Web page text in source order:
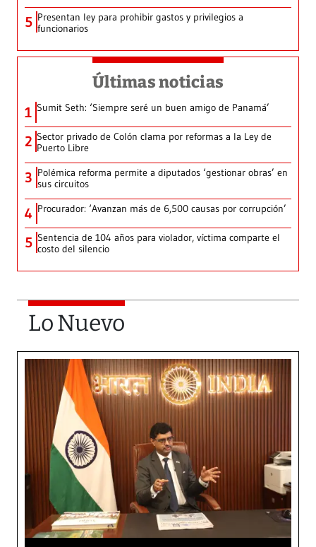
5 Presentan ley para prohibir gastos y privilegios a
funcionarios
Últimas noticias
1 Sumit Seth: ‘Siempre seré un buen amigo de Panamá’
2 Sector privado de Colón clama por reformas a la Ley de
Puerto Libre
3 Polémica reforma permite a diputados ‘gestionar obras’ en
sus circuitos
4 Procurador: ‘Avanzan más de 6,500 causas por corrupción’
5 Sentencia de 104 años para violador, víctima comparte el
costo del silencio
Lo Nuevo